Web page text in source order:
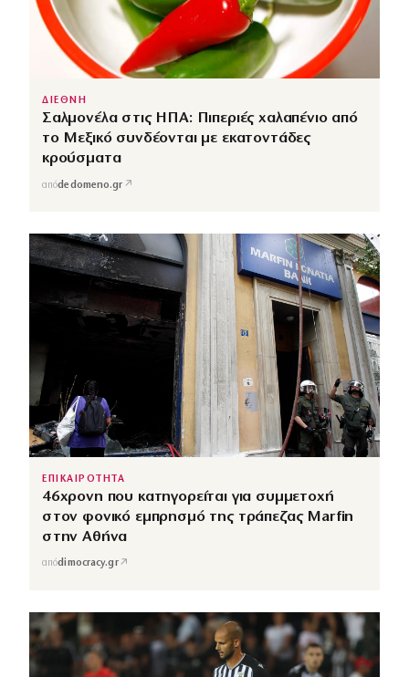
ΔΙΕΘΝΗ
Σαλμονέλα στις ΗΠΑ: Πιπεριές χαλαπένιο από
το Μεξικό συνδέονται με εκατοντάδες
κρούσματα
απόdedomeno.gr ↗
ΕΠΙΚΑΙΡΟΤΗΤΑ
46χρονη που κατηγορείται για συμμετοχή
στον φονικό εμπρησμό της τράπεζας Marfin
στην Αθήνα
απόdimocracy.gr↗